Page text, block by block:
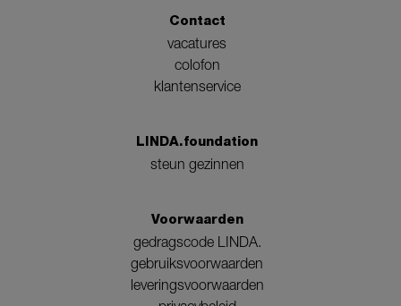
Contact
vacatures
colofon
klantenservice
LINDA.foundation
steun gezinnen
Voorwaarden
gedragscode LINDA.
gebruiksvoorwaarden
leveringsvoorwaarden